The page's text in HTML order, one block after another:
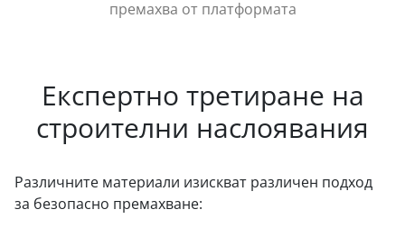
премахва от платформата
Експертно третиране на
строителни наслоявания
Различните материали изискват различен подход
за безопасно премахване: